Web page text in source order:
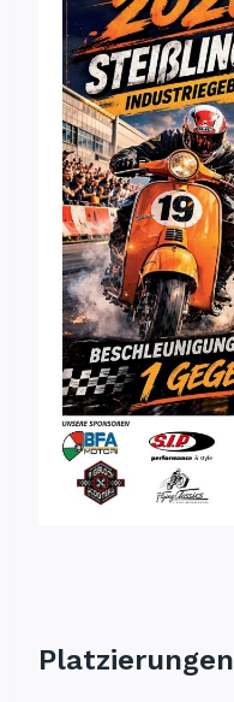
Platzierungen